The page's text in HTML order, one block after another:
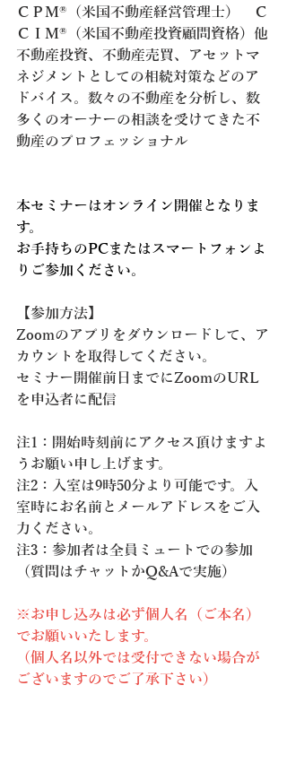
ＣＰＭ®（米国不動産経営管理士）　Ｃ
ＣＩＭ®（米国不動産投資顧問資格）他
不動産投資、不動産売買、アセットマ
ネジメントとしての相続対策などのア
ドバイス。数々の不動産を分析し、数
多くのオーナーの相談を受けてきた不
動産のプロフェッショナル
本セミナーはオンライン開催となりま
す。
お手持ちのPCまたはスマートフォンよ
りご参加ください。
【参加方法】
Zoomのアプリをダウンロードして、ア
カウントを取得してください。
セミナー開催前日までにZoomのURL
を申込者に配信
注1：開始時刻前にアクセス頂けますよ
うお願い申し上げます。
注2：入室は9時50分より可能です。入
室時にお名前とメールアドレスをご入
力ください。
注3：参加者は全員ミュートでの参加
（質問はチャットかQ&Aで実施）
※お申し込みは必ず個人名（ご本名）
でお願いいたします。
（個人名以外では受付できない場合が
ございますのでご了承下さい）